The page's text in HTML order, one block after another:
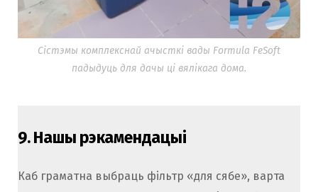
Сістэмы комплекснай ачысткі вады Formula FeSoft
падыдуць для дачы ці вялікага дома.
9.Нашы рэкамендацыі
Каб граматна выбраць фільтр «для сябе», варта